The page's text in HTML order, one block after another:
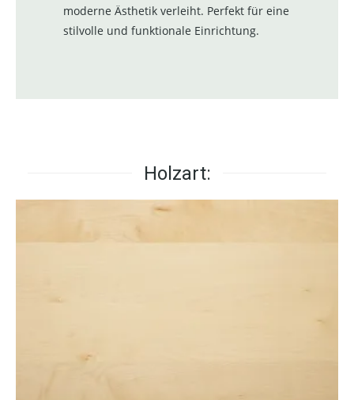
moderne Ästhetik verleiht. Perfekt für eine
stilvolle und funktionale Einrichtung.
Holzart: